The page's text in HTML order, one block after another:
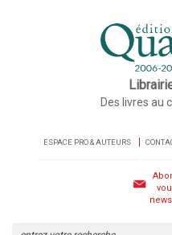
Des livres au
ESPACE PRO & AUTEURS